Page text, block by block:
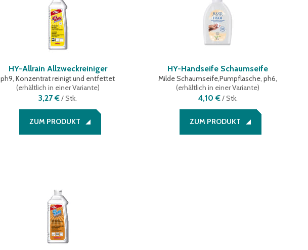
HY-Allrain Allzweckreiniger
ph9, Konzentrat reinigt und entfettet
(erhältlich in einer Variante)
3,27 €/Stk.
ZUM PRODUKT
HY-Handseife Schaumseife
Milde Schaumseife,Pumpflasche, ph6,
(erhältlich in einer Variante)
4,10 €/Stk.
ZUM PRODUKT